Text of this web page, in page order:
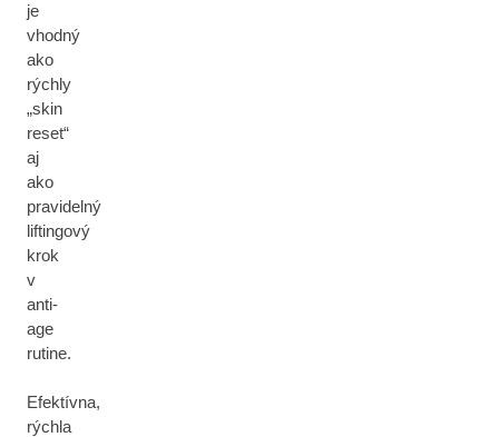
je
vhodný
ako
rýchly
„skin
reset“
aj
ako
pravidelný
liftingový
krok
v
anti-
age
rutine.
Efektívna,
rýchla